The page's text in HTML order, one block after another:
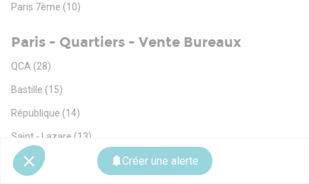
Créer une alerte
Paris 7ème (10)
Paris - Quartiers - Vente Bureaux
QCA (28)
Bastille (15)
République (14)
Saint - Lazare (13)
Batignolles